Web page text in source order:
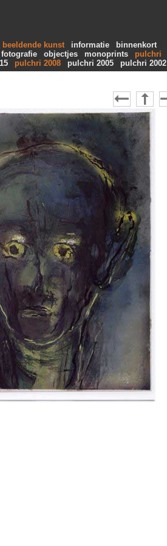
beeldende kunst informatie
binnenkort
fotografie objectjes monoprints
pulchri
pulchri 2008 pulchri 2005 pulchri 2002